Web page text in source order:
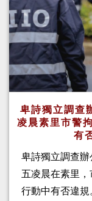
卑詩獨立調查
凌晨素里市警
有
卑詩獨立調查辦
五凌晨在素里
行動中有否違規